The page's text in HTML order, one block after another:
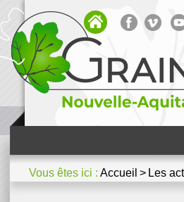
Bibliothèque
Dossiers thématiques
Vous êtes ici : Accueil Les